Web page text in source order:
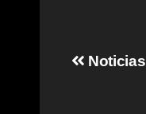
Post